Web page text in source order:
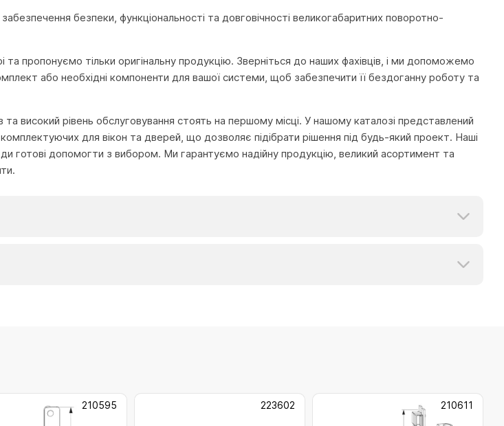
безпеки, функціональності та довговічності великогабаритних поворотно-
пропонуємо тільки оригінальну продукцію. Зверніться до наших фахівців, і ми допоможемо
або необхідні компоненти для вашої системи, щоб забезпечити її бездоганну роботу та
та високий рівень обслуговування стоять на першому місці. У нашому каталозі представлений
для вікон та дверей, що дозволяє підібрати рішення під будь-який проект. Наші
готові допомогти з вибором. Ми гарантуємо надійну продукцію, великий асортимент та
210595 223602 210611